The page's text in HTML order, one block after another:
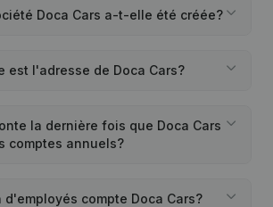
Doca Cars a-t-elle été créée?
est l'adresse de Doca Cars?
la dernière fois que Doca Cars
comptes annuels?
d'employés compte Doca Cars?